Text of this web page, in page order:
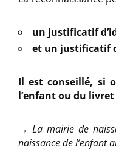
un justificatif
et un justificatif
Il est conseillé, si
l’enfant ou du
→ La mairie de
naissance de l’enfant